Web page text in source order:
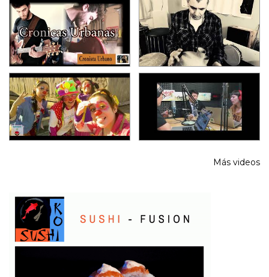
Más videos